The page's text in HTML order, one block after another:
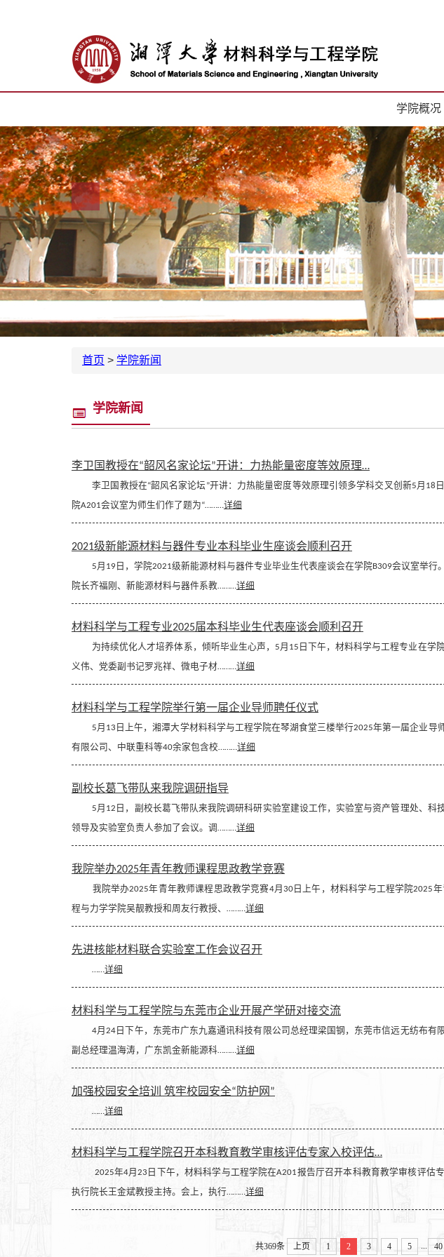
学院概况
首页 > 学院新闻
学院新闻
李卫国教授在“韶风名家论坛”开讲：力热能量密度等效原理…
李卫国教授在“韶风名家论坛”开讲：力热能量密度等效原理引领多学科交叉创新5月18
院A201会议室为师生们作了题为“………详细
2021级新能源材料与器件专业本科毕业生座谈会顺利召开
5月19日，学院2021级新能源材料与器件专业毕业生代表座谈会在学院B309会议室举行
院长齐福刚、新能源材料与器件系教………详细
材料科学与工程专业2025届本科毕业生代表座谈会顺利召开
为持续优化人才培养体系，倾听毕业生心声，5月15日下午，材料科学与工程专业在学
义伟、党委副书记罗兆祥、微电子材………详细
材料科学与工程学院举行第一届企业导师聘任仪式
5月13日上午，湘潭大学材料科学与工程学院在琴湖食堂三楼举行2025年第一届企业导
有限公司、中联重科等40余家包含校………详细
副校长葛飞带队来我院调研指导
5月12日，副校长葛飞带队来我院调研科研实验室建设工作，实验室与资产管理处、科
领导及实验室负责人参加了会议。调………详细
我院举办2025年青年教师课程思政教学竞赛
我院举办2025年青年教师课程思政教学竞赛4月30日上午，材料科学与工程学院2025年
程与力学学院吴靓教授和周友行教授、………详细
先进核能材料联合实验室工作会议召开
……详细
材料科学与工程学院与东莞市企业开展产学研对接交流
4月24日下午，东莞市广东九嘉通讯科技有限公司总经理梁国钢，东莞市信远无纺布有
副总经理温海涛，广东凯金新能源科………详细
加强校园安全培训 筑牢校园安全“防护网”
……详细
材料科学与工程学院召开本科教育教学审核评估专家入校评估…
2025年4月23日下午，材料科学与工程学院在A201报告厅召开本科教育教学审核评估
执行院长王金斌教授主持。会上，执行………详细
共369条 上页 1 2 3 4 5 40